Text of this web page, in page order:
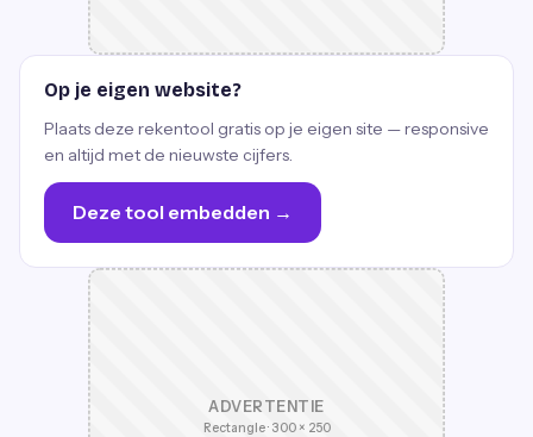
Op je eigen website?
Plaats deze rekentool gratis op je eigen site — responsive
en altijd met de nieuwste cijfers.
Deze tool embedden →
ADVERTENTIE
Rectangle · 300 × 250